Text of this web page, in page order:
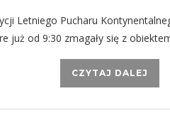
Letniego Pucharu
już od 9:30 zmagały się z
CZYTAJ DALEJ